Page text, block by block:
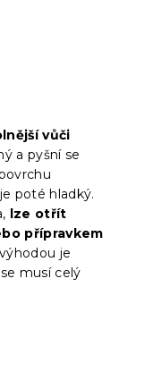
vůči
a pyšní se
poté hladký.
lze otřít
přípravkem
je
musí celý